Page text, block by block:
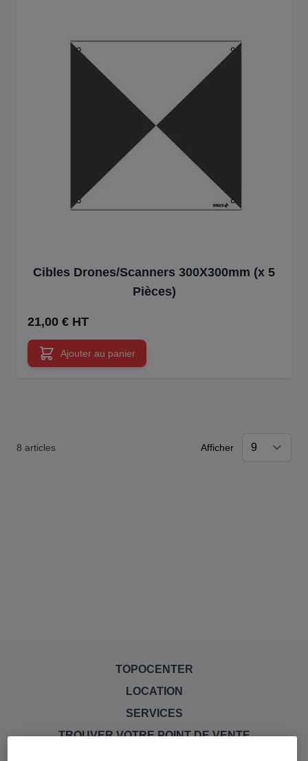
Cibles Drones/Scanners 300X300mm (x 5
Pièces)
21,00 € HT
Ajouter au panier
8 articles Afficher
TOPOCENTER
LOCATION
SERVICES
TROUVER VOTRE POINT DE VENTE